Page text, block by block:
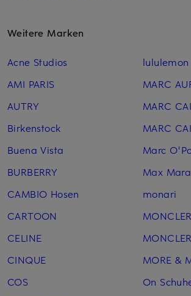
Weitere Marken
Acne Studios
AMI PARIS
AUTRY
Birkenstock
Buena Vista
BURBERRY
CAMBIO Hosen
CARTOON
CELINE
CINQUE
COS
lululemon
MARC
MARC
MARC
Marc
Max Mara
monari
MONCLER
MORE &
On